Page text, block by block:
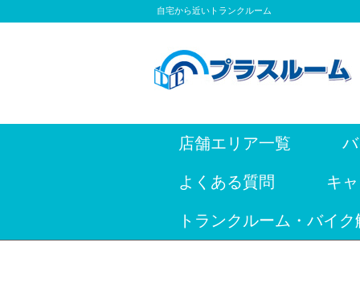
自宅から近いトランクルーム
店舗エリア一覧
よくある質問 キ
トランクルーム・バイ